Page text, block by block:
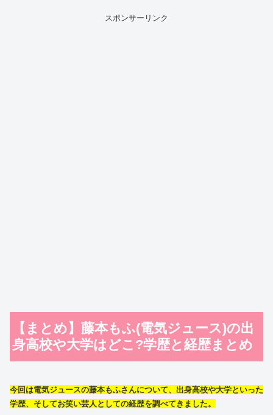
スポンサーリンク
【まとめ】藤本もふ(電気ジュース)の出
身高校や大学はどこ?学歴と経歴まとめ
今回は電気ジュースの藤本もふさんについて、出身高校や大学といった
学歴、そしてお笑い芸人としての経歴を調べてきました。